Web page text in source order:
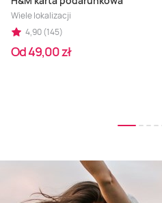
Wiele lokalizacji
4,90 (145)
Od 49,00 zł